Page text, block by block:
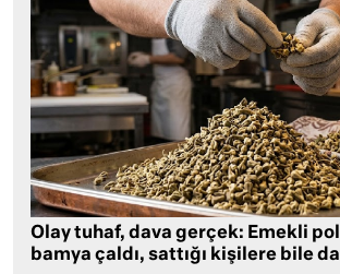
Olay tuhaf, dava gerçek: Emekli
bamya çaldı, sattığı kişilere bile